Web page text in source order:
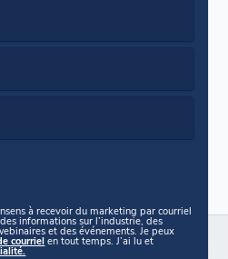
à recevoir du marketing par courriel
informations sur l’industrie, des
et des événements. Je peux
courrielen tout temps. J’ai lu et